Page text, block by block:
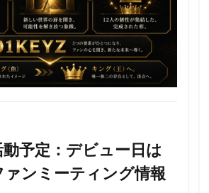
予定：デビュー日は
ァンミーティング情報